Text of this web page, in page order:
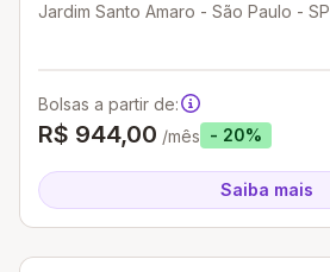
Jardim Santo Amaro - São Paulo - SP
Bolsas a partir de:
R$ 944,00 /mês - 20%
Saiba mais